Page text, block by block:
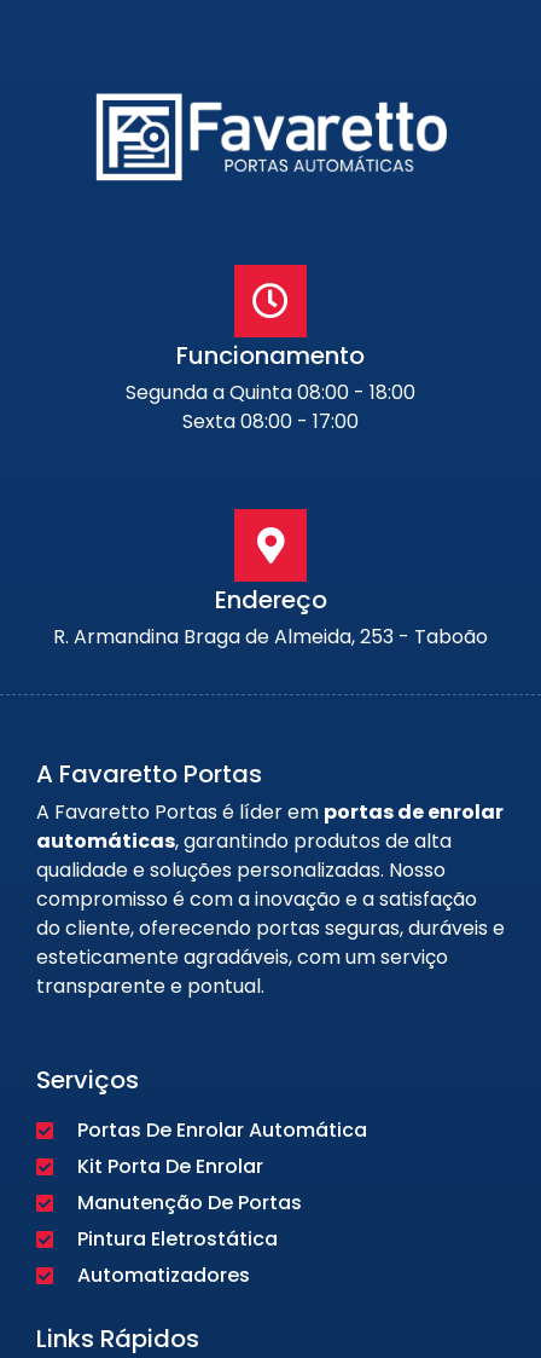
Funcionamento
Segunda a Quinta 08:00 - 18:00
Sexta 08:00 - 17:00
Endereço
R. Armandina Braga de Almeida, 253 - Taboão
A Favaretto Portas
A Favaretto Portas é líder em portas de enrolar
automáticas, garantindo produtos de alta
qualidade e soluções personalizadas. Nosso
compromisso é com a inovação e a satisfação
do cliente, oferecendo portas seguras, duráveis e
esteticamente agradáveis, com um serviço
transparente e pontual.
Serviços
Portas De Enrolar Automática
Kit Porta De Enrolar
Manutenção De Portas
Pintura Eletrostática
Automatizadores
Links Rápidos